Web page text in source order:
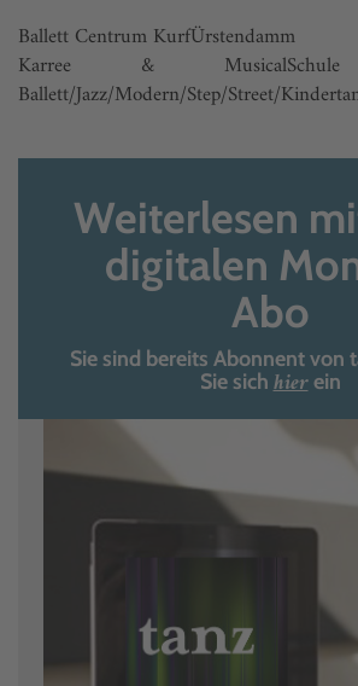
Ballett Centrum KurfÜrstendamm
Karree & MusicalSchule
Ballett/Jazz/Modern/Step/Street/
Weiterlesen
digitalen
Abo
Sie sind bereits Abonnent von
Sie sich hierein